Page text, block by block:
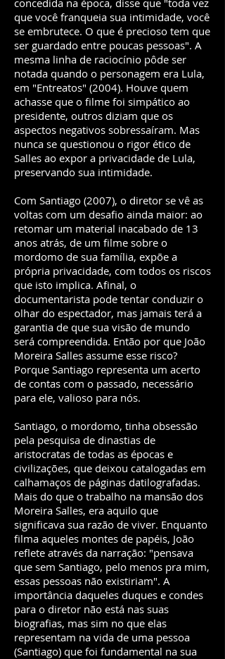
concedida na época, disse que "toda vez
que você franqueia sua intimidade, você
se embrutece. O que é precioso tem que
ser guardado entre poucas pessoas". A
mesma linha de raciocínio pôde ser
notada quando o personagem era Lula,
em "Entreatos" (2004). Houve quem
achasse que o filme foi simpático ao
presidente, outros diziam que os
aspectos negativos sobressaíram. Mas
nunca se questionou o rigor ético de
Salles ao expor a privacidade de Lula,
preservando sua intimidade.
Com Santiago (2007), o diretor se vê as
voltas com um desafio ainda maior: ao
retomar um material inacabado de 13
anos atrás, de um filme sobre o
mordomo de sua família, expõe a
própria privacidade, com todos os riscos
que isto implica. Afinal, o
documentarista pode tentar conduzir o
olhar do espectador, mas jamais terá a
garantia de que sua visão de mundo
será compreendida. Então por que João
Moreira Salles assume esse risco?
Porque Santiago representa um acerto
de contas com o passado, necessário
para ele, valioso para nós.
Santiago, o mordomo, tinha obsessão
pela pesquisa de dinastias de
aristocratas de todas as épocas e
civilizações, que deixou catalogadas em
calhamaços de páginas datilografadas.
Mais do que o trabalho na mansão dos
Moreira Salles, era aquilo que
significava sua razão de viver. Enquanto
filma aqueles montes de papéis, João
reflete através da narração: "pensava
que sem Santiago, pelo menos pra mim,
essas pessoas não existiriam". A
importância daqueles duques e condes
para o diretor não está nas suas
biografias, mas sim no que elas
representam na vida de uma pessoa
(Santiago) que foi fundamental na sua